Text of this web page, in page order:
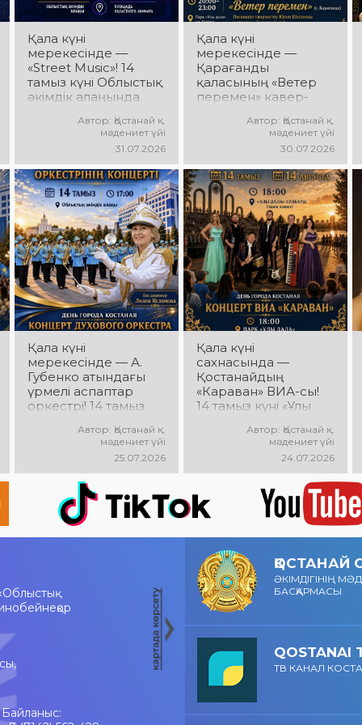
күтеді!
Қала күні
мерекесінде —
«Street Music»! 14
тамыз күні Облыстық
әкімдік алаңында
ұжымдарының
«Street Music»
бағдарламасы өтеді!
Сіздерді заманауи
музыка, жарқын
орындаулар, қуатты
энергия мен көтеріңкі
мерекелік көңіл күй
күтеді!
Автор: Қостанай қ.
мәдениет үйі
31.07.2026
Қала күні
мерекесінде —
Қарағанды
қаласының «Ветер
перемен» кавер-
«Ұлы Дала»
саябағында Юрий
Шатунов пен
«Ласковый май»
тобының
шығармашылығына
арналған концерт
өтеді! Сіздерді көпшілік
сүйіп тыңдайтын
әндер, жылы
естеліктер мен
ерекше музыкалық
атмосфера күтеді!
Автор: Қостанай қ.
мәдениет үйі
30.07.2026
Қала күні
мерекесінде — А.
Губенко атындағы
үрмелі аспаптар
оркестрі! 14 тамыз
әкімдік алаңында
мерекелік концерті
өтеді. Бас дирижер —
Лилия Ислямова.
Сіздерді жанды
музыка, әсерлі
орындаулар мен
Автор: Қостанай қ.
мәдениет үйі
25.07.2026
Қала күні
сахнасында —
Қостанайдың
«Караван» ВИА-сы!
14 тамыз күні «Ұлы
«Караван» ВИА-
сының мерекелік
концерті өтеді!
Сіздерді сүйікті
әндер, жанды
музыка, жарқын
эмоциялар мен
көтеріңкі көңіл күй
күтеді!
Автор: Қостанай қ.
мәдениет үйі
24.07.2026
Байланыс:
ҚОСТАНАЙ
ӘКІМДІГІНІҢ
БАСҚАРМАСЫ
QOSTANAI
ТВ КАНАЛ